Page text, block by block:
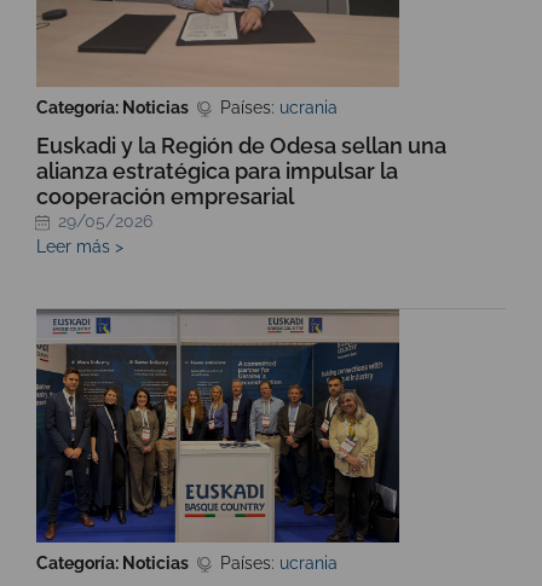
Categoría: Noticias Países: ucrania
Euskadi y la Región de Odesa sellan una
alianza estratégica para impulsar la
cooperación empresarial
29/05/2026
Leer más >
Categoría: Noticias Países: ucrania